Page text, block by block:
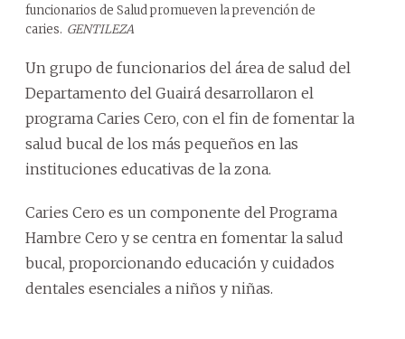
funcionarios de Salud promueven la prevención de
caries. GENTILEZA
Un grupo de funcionarios del área de salud del
Departamento del Guairá desarrollaron el
programa Caries Cero, con el fin de fomentar la
salud bucal de los más pequeños en las
instituciones educativas de la zona.
Caries Cero es un componente del Programa
Hambre Cero y se centra en fomentar la salud
bucal, proporcionando educación y cuidados
dentales esenciales a niños y niñas.